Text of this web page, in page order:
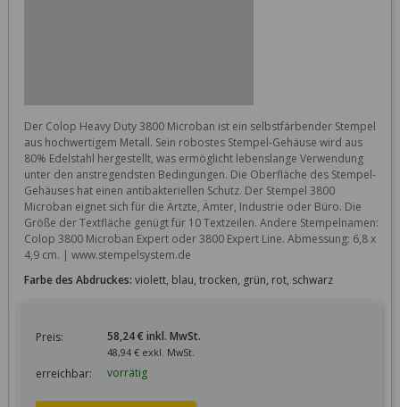
Der Colop Heavy Duty 3800 Microban ist ein selbstfärbender Stempel
aus hochwertigem Metall. Sein robostes Stempel-Gehäuse wird aus
80% Edelstahl hergestellt, was ermöglicht lebenslange Verwendung
unter den anstregendsten Bedingungen. Die Oberfläche des Stempel-
Gehäuses hat einen antibakteriellen Schutz. Der Stempel 3800
Microban eignet sich für die Ärtzte, Ämter, Industrie oder Büro. Die
Größe der Textfläche genügt für 10 Textzeilen. Andere Stempelnamen:
Colop 3800 Microban Expert oder 3800 Expert Line. Abmessung: 6,8 x
4,9 cm. | www.stempelsystem.de
Farbe des Abdruckes: violett, blau, trocken, grün, rot, schwarz
Preis: 58,24 € inkl. MwSt.
48,94 € exkl. MwSt.
erreichbar: vorrätig